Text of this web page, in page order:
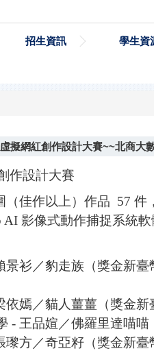
招生資訊 學生資
擬網紅創作設計大賽~~北商大
作設計大賽
佳作以上）作品 57 件
影像式動作捕捉系統軟
景衫／豹走族（獎金新
嫣／貓人薑薑（獎金新
- 王品媗／佛羅里達喵喵
方／奇亞籽（獎金新臺